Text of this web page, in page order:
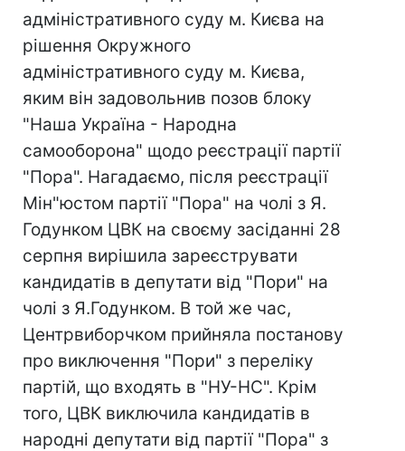
адміністративного суду м. Києва на
рішення Окружного
адміністративного суду м. Києва,
яким він задовольнив позов блоку
"Наша Україна - Народна
самооборона" щодо реєстрації партії
"Пора". Нагадаємо, після реєстрації
Мін"юстом партії "Пора" на чолі з Я.
Годунком ЦВК на своєму засіданні 28
серпня вирішила зареєструвати
кандидатів в депутати від "Пори" на
чолі з Я.Годунком. В той же час,
Центрвиборчком прийняла постанову
про виключення "Пори" з переліку
партій, що входять в "НУ-НС". Крім
того, ЦВК виключила кандидатів в
народні депутати від партії "Пора" з